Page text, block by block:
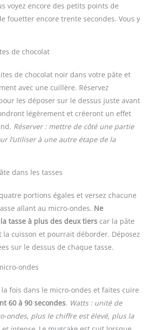
voyez encore des petits points de
fouetter encore trente secondes. Vous y
de chocolat
de chocolat noir dans votre pâte et
avec une cuillère. Réservez
les déposer sur le dessus juste avant
légèrement et créeront un effet
Réserver : mettre de côté une partie
l’utiliser à une autre étape de la
dans les tasses
portions égales et versez chacune
allant au micro-ondes. Ne
tasse à plus des deux tiers car la pâte
la cuisson et pourrait déborder. Déposez
sur le dessus de chaque tasse.
ondes
la fois dans le micro-ondes et faites cuire
60 à 90 secondes. Watts : unité de
ondes, plus le chiffre est élevé, plus la